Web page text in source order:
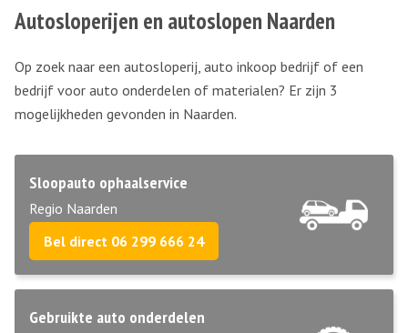
Autosloperijen en autoslopen Naarden
Op zoek naar een autosloperij, auto inkoop bedrijf of een
bedrijf voor auto onderdelen of materialen? Er zijn 3
mogelijkheden gevonden in Naarden.
Sloopauto ophaalservice
Regio Naarden
Bel direct 06 299 666 24
Gebruikte auto onderdelen